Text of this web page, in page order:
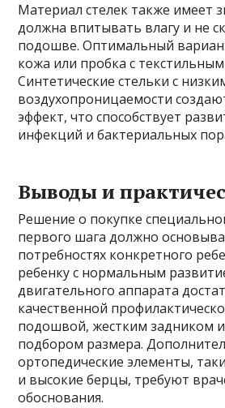
Материал стелек также имеет
должна впитывать влагу и не
подошве. Оптимальный
кожа или пробка с
Синтетические стельки с
воздухопроницаемости
эффект, что способствует
инфекций и бактериальных
Выводы и
Решение о покупке
первого шага должно
потребностях конкретного
ребенку с нормальным
двигательного аппарата
качественной
подошвой, жестким задником
подбором размера.
ортопедические элементы,
и высокие берцы, требуют
обоснования.